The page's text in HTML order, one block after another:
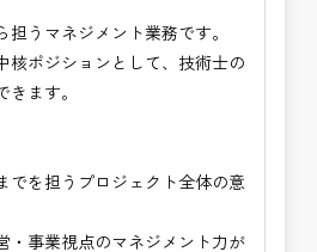
）施工管理
）点検業務
）保全調査
ング業務（数量算出、図面の
うマネジメント業務です。
核ポジションとして、技術士の
ます。
でを担うプロジェクト全体の意
・事業視点のマネジメント力が